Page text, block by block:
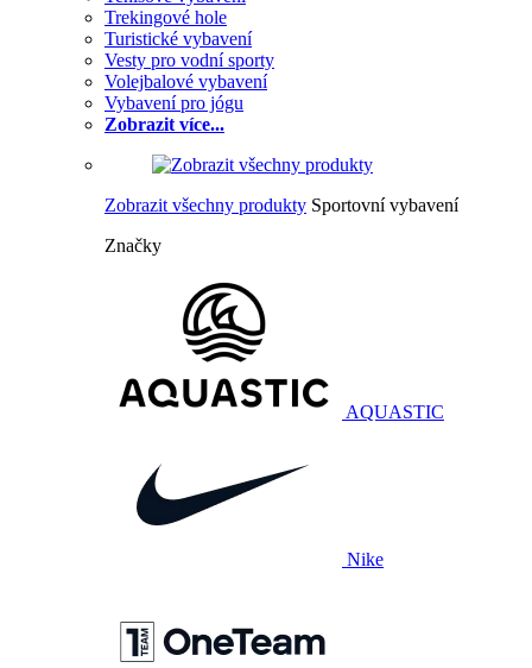
Trekingové hole
Turistické vybavení
Vesty pro vodní sporty
Volejbalové vybavení
Vybavení pro jógu
Zobrazit více...
Zobrazit všechny produkty Sportovní vybavení
Značky
AQUASTIC
Nike